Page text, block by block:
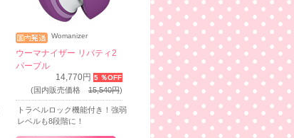
Womanizer
ウーマナイザー リバティ2
パープル
14,770円 5 ％OFF
(国内販売価格 15,540円)
トラベルロック機能付き！強弱
レベルも8段階に！